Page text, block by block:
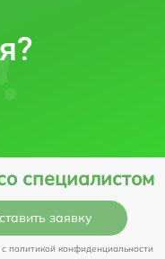
специалистом
заявку
c политикой конфиденциальности